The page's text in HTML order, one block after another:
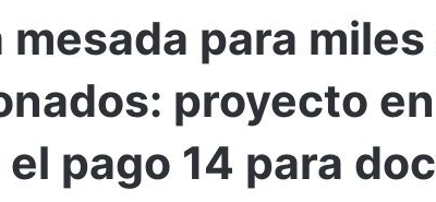
mesada para miles
proyecto
pago 14 para